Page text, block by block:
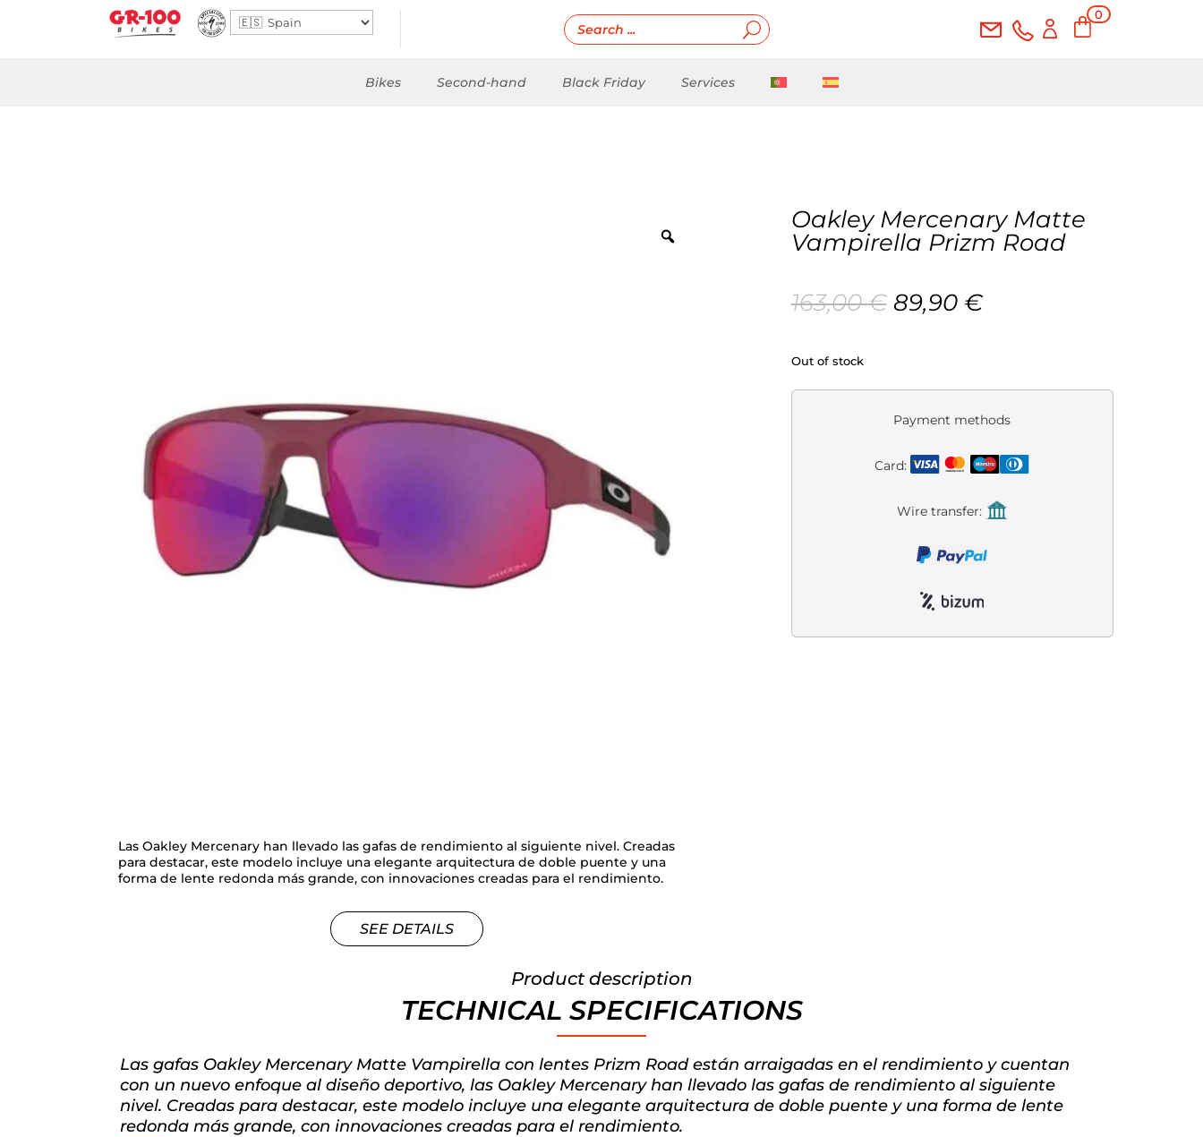
0
Bikes Second-hand Black Friday Services
Las Oakley Mercenary han llevado las gafas de rendimiento al siguiente nivel. Creadas
para destacar, este modelo incluye una elegante arquitectura de doble puente y una
forma de lente redonda más grande, con innovaciones creadas para el rendimiento.
SEE DETAILS
Oakley Mercenary Matte
Vampirella Prizm Road
163,00€ Original
price
89,90 €Current
Out of stock
Payment methods
Card:
Wire transfer:
Product description
TECHNICAL SPECIFICATIONS
Las gafas Oakley Mercenary Matte Vampirella con lentes Prizm Road están arraigadas en el rendimiento y cuentan
con un nuevo enfoque al diseño deportivo, las Oakley Mercenary han llevado las gafas de rendimiento al siguiente
nivel. Creadas para destacar, este modelo incluye una elegante arquitectura de doble puente y una forma de lente
redonda más grande, con innovaciones creadas para el rendimiento.